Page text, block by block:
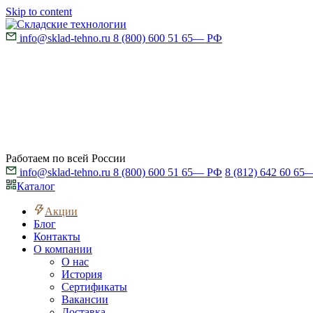
Skip to content
info@sklad-tehno.ru 8 (800) 600 51 65— РФ
Работаем по всей России
info@sklad-tehno.ru 8 (800) 600 51 65— РФ 8 (812) 642 60 65—
Каталог
Акции
Блог
Контакты
О компании
О нас
История
Сертификаты
Вакансии